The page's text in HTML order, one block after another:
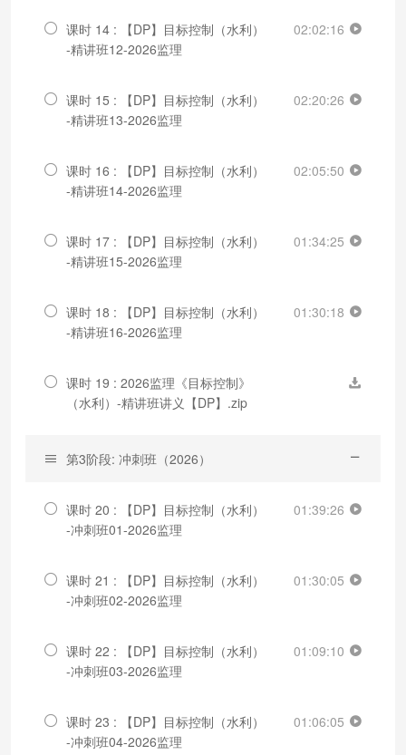
课时 14 : 【DP】目标控制（水利）
-精讲班12-2026监理
02:02:16
课时 15 : 【DP】目标控制（水利）
-精讲班13-2026监理
02:20:26
课时 16 : 【DP】目标控制（水利）
-精讲班14-2026监理
02:05:50
课时 17 : 【DP】目标控制（水利）
-精讲班15-2026监理
01:34:25
课时 18 : 【DP】目标控制（水利）
-精讲班16-2026监理
01:30:18
课时 19 : 2026监理《目标控制》
（水利）-精讲班讲义【DP】.zip
第3阶段: 冲刺班（2026）
课时 20 : 【DP】目标控制（水利）
-冲刺班01-2026监理
01:39:26
课时 21 : 【DP】目标控制（水利）
-冲刺班02-2026监理
01:30:05
课时 22 : 【DP】目标控制（水利）
-冲刺班03-2026监理
01:09:10
课时 23 : 【DP】目标控制（水利）
-冲刺班04-2026监理
01:06:05